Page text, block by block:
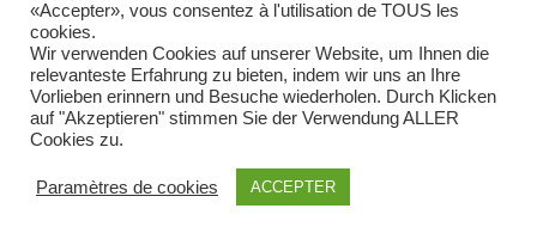
Conditions générales de vente
Livraison rapide
Plan du site
«Accepter», vous consentez à l'utilisation de TOUS les
cookies.
Wir verwenden Cookies auf unserer Website, um Ihnen die
relevanteste Erfahrung zu bieten, indem wir uns an Ihre
Vorlieben erinnern und Besuche wiederholen. Durch Klicken
auf "Akzeptieren" stimmen Sie der Verwendung ALLER
Cookies zu.
Paramètres de cookies ACCEPTER